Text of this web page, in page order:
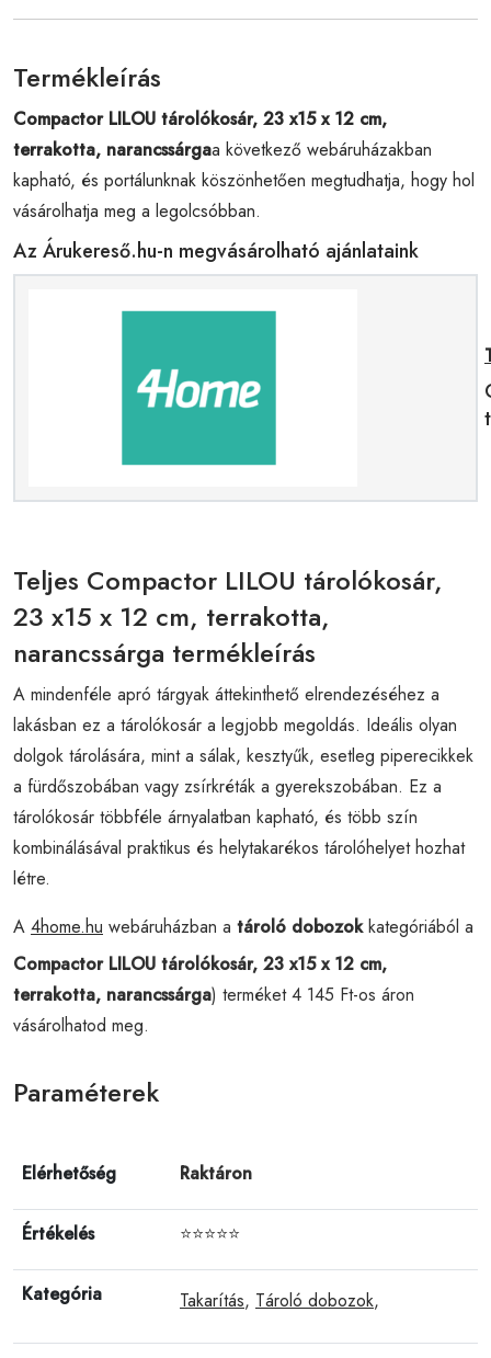
Termékleírás
Compactor LILOU tárolókosár, 23 x15 x 12 cm,
terrakotta, narancssárgaa következő webáruházakban
kapható, és portálunknak köszönhetően megtudhatja, hogy hol
vásárolhatja meg a legolcsóbban.
Az Árukereső.hu-n megvásárolható ajánlataink
Teljes Compactor LILOU tárolókosár,
23 x15 x 12 cm, terrakotta,
narancssárga termékleírás
A mindenféle apró tárgyak áttekinthető elrendezéséhez a
lakásban ez a tárolókosár a legjobb megoldás. Ideális olyan
dolgok tárolására, mint a sálak, kesztyűk, esetleg piperecikkek
a fürdőszobában vagy zsírkréták a gyerekszobában. Ez a
tárolókosár többféle árnyalatban kapható, és több szín
kombinálásával praktikus és helytakarékos tárolóhelyet hozhat
létre.
A 4home.hu webáruházban a tároló dobozokkategóriából a
Compactor LILOU tárolókosár, 23 x15 x 12 cm,
terrakotta, narancssárga) terméket 4 145 Ft-os áron
vásárolhatod meg.
Paraméterek
Elérhetőség Raktáron
Értékelés ⭐⭐⭐⭐⭐
Kategória Takarítás, Tároló dobozok,